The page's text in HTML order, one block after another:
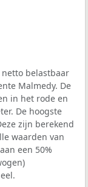
belastbaar
Malmedy. De
in het rode en
De hoogste
zijn berekend
waarden van
een 50%